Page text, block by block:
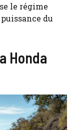
le régime
du
Honda